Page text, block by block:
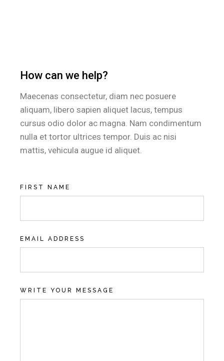
How can we help?
Maecenas consectetur, diam nec posuere
aliquam, libero sapien aliquet lacus, tempus
cursus odio dolor ac magna. Nam condimentum
nulla et tortor ultrices tempor. Duis ac nisi
mattis, vehicula augue id aliquet.
FIRST NAME
EMAIL ADDRESS
WRITE YOUR MESSAGE